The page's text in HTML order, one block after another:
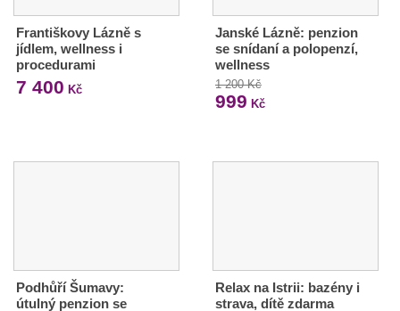
Františkovy Lázně s
jídlem, wellness i
procedurami
7 400 Kč
Janské Lázně: penzion
se snídaní a polopenzí,
wellness
1 200 Kč
999 Kč
Podhůří Šumavy:
útulný penzion se
Relax na Istrii: bazény i
strava, dítě zdarma